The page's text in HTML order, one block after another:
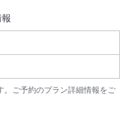
ご予約のプラン詳細情報をご